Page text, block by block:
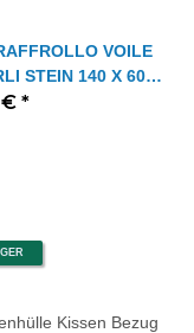
VOILE
STEIN 140 X 60
€ *